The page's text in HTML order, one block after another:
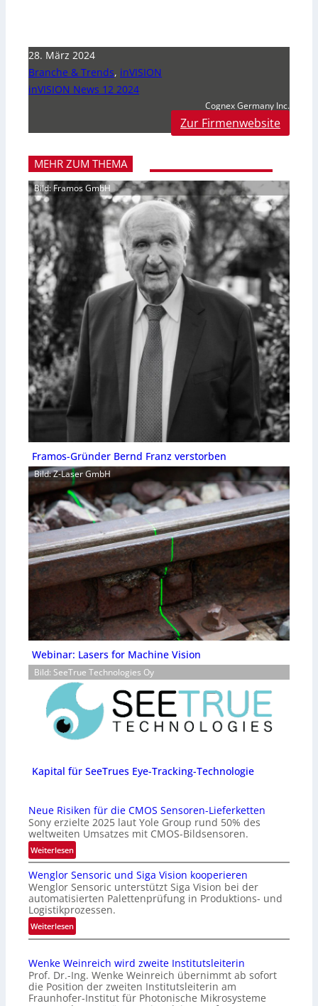
28. März 2024
Branche & Trends, inVISION
inVISION News 12 2024
Cognex Germany Inc.
Zur Firmenwebsite
MEHR ZUM THEMA
Bild: Framos GmbH
Framos-Gründer Bernd Franz verstorben
Bild: Z-Laser GmbH
Webinar: Lasers for Machine Vision
Bild: SeeTrue Technologies Oy
Kapital für SeeTrues Eye-Tracking-Technologie
Neue Risiken für die CMOS Sensoren-Lieferketten
Sony erzielte 2025 laut Yole Group rund 50% des
weltweiten Umsatzes mit CMOS-Bildsensoren.
Weiterlesen:
N
e
u
e
R
i
s
k
e
n
Wenglor Sensoric und Siga Vision kooperieren
Wenglor Sensoric unterstützt Siga Vision bei der
automatisierten Palettenprüfung in Produktions- und
Logistikprozessen.
Weiterlesen:
W
n
g
l
Wenke Weinreich wird zweite Institutsleiterin
Prof. Dr.-Ing. Wenke Weinreich übernimmt ab sofort
die Position der zweiten Institutsleiterin am
Fraunhofer-Institut für Photonische Mikrosysteme